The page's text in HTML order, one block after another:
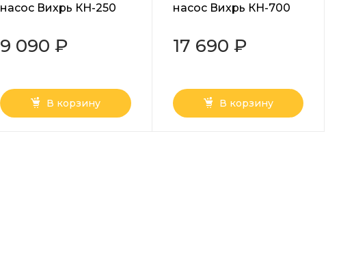
насос Вихрь КН-250
9 090 ₽
В корзину
насос Вихрь КН-700
17 690 ₽
В корзину